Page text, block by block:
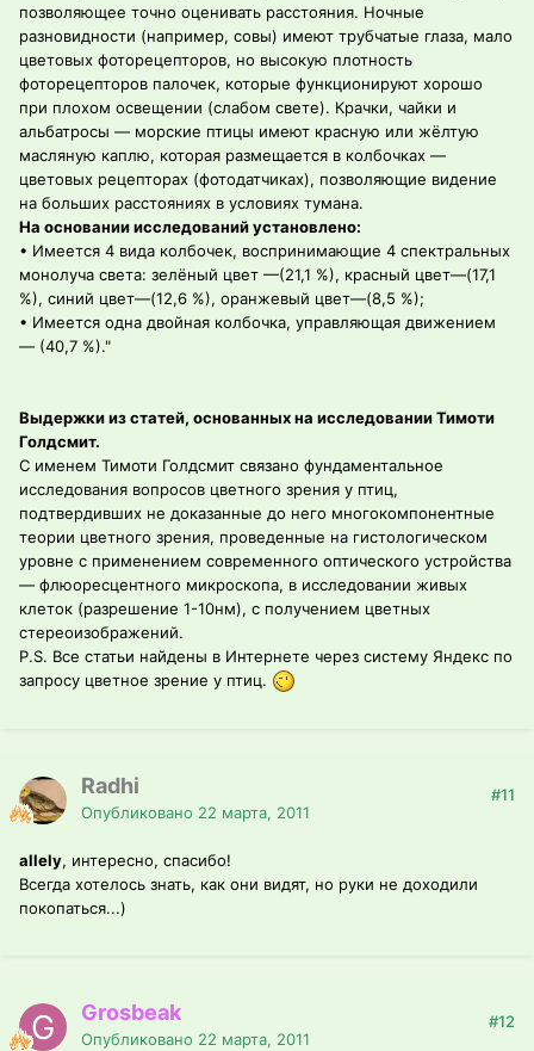
позволяющее точно оценивать расстояния. Ночные
разновидности (например, совы) имеют трубчатые глаза, мало
цветовых фоторецепторов, но высокую плотность
фоторецепторов палочек, которые функционируют хорошо
при плохом освещении (слабом свете). Крачки, чайки и
альбатросы — морские птицы имеют красную или жёлтую
масляную каплю, которая размещается в колбочках —
цветовых рецепторах (фотодатчиках), позволяющие видение
на больших расстояниях в условиях тумана.
На основании исследований установлено:
• Имеется 4 вида колбочек, воспринимающие 4 спектральных
монолуча света: зелёный цвет —(21,1 %), красный цвет—(17,1
%), синий цвет—(12,6 %), оранжевый цвет—(8,5 %);
• Имеется одна двойная колбочка, управляющая движением
— (40,7 %)."
Выдержки из статей, основанных на исследовании Тимоти
Голдсмит.
С именем Тимоти Голдсмит связано фундаментальное
исследования вопросов цветного зрения у птиц,
подтвердивших не доказанные до него многокомпонентные
теории цветного зрения, проведенные на гистологическом
уровне с применением современного оптического устройства
— флюоресцентного микроскопа, в исследовании живых
клеток (разрешение 1-10нм), с получением цветных
стереоизображений.
P.S. Все статьи найдены в Интернете через систему Яндекс по
запросу цветное зрение у птиц.
Radhi
Опубликовано 22 марта, 2011
#11
allely, интересно, спасибо!
Всегда хотелось знать, как они видят, но руки не доходили
покопаться...)
Grosbeak
Опубликовано 22 марта, 2011
#12